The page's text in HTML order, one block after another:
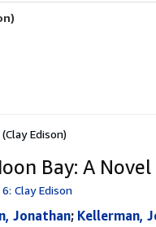
Edison)
Bay: A Novel
Clay Edison
Jonathan; Kellerman,